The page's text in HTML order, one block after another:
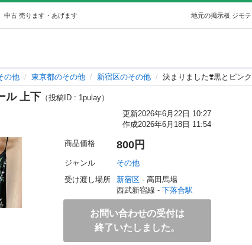
中古 売ります・あげます 地元の掲示板 ジモ
の他 東京都のその他 新宿区のその他 決まりました❣️黒とピン
ル 上下 （投稿ID : 1pulay）
更新2026年6月22日 10:27
作成2026年6月18日 11:54
商品価格 800円
ジャンル
その他
受け渡し場所
新宿区 - 高田馬場
西武新宿線 - 下落合駅
お問い合わせの受付は
終了いたしました。